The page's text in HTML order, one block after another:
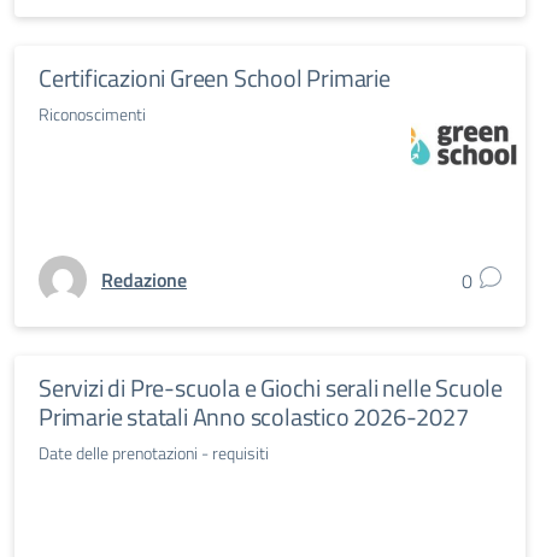
Certificazioni Green School Primarie
Riconoscimenti
Redazione 0
Servizi di Pre-scuola e Giochi serali nelle Scuole
Primarie statali Anno scolastico 2026-2027
Date delle prenotazioni - requisiti